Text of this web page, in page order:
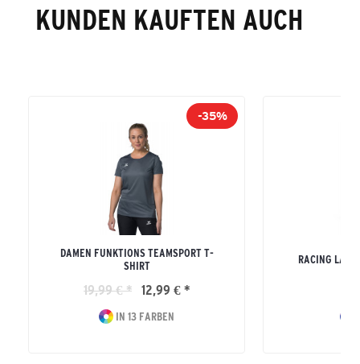
KUNDEN KAUFTEN AUCH
-35%
DAMEN FUNKTIONS TEAMSPORT T-
SHIRT
19,99 € * 12,99 € *
IN 13 FARBEN
RACING